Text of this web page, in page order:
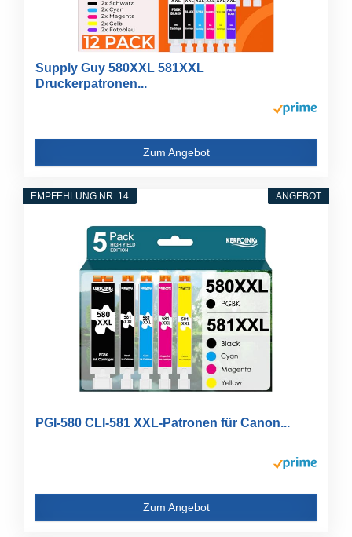
Supply Guy 580XXL 581XXL
Druckerpatronen...
Zum Angebot
ANGEBOT
EMPFEHLUNG NR. 14
PGI-580 CLI-581 XXL-Patronen für Canon...
Zum Angebot